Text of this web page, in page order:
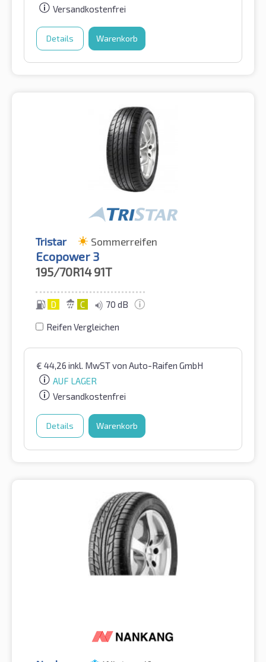
Versandkostenfrei
Details Warenkorb
Tristar Sommerreifen
Ecopower 3
195/70R14 91T
D C 70 dB
Reifen Vergleichen
€ 44,26 inkl. MwSTvon Auto-Raifen GmbH
AUF LAGER
Versandkostenfrei
Details Warenkorb